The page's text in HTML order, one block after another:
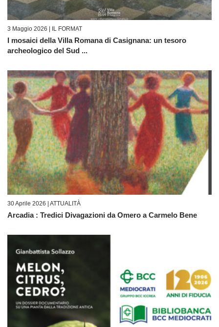
3 Maggio 2026 | IL FORMAT
I mosaici della Villa Romana di Casignana: un tesoro
archeologico del Sud ...
30 Aprile 2026 | ATTUALITÀ
Arcadia : Tredici Divagazioni da Omero a Carmelo Bene